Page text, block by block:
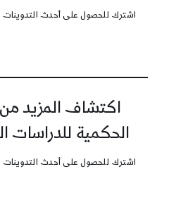
اشترك للحصول على أحدث التدوينات
اكتشاف المزيد
الحكمية للدراسات
اشترك للحصول على أحدث التدوينات